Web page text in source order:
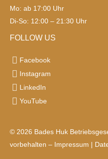
Mo: ab 17:00 Uhr
Di-So: 12:00 – 21:30 Uhr
FOLLOW US
Facebook
Instagram
LinkedIn
YouTube
© 2026 Bades Huk
vorbehalten – Impressum |